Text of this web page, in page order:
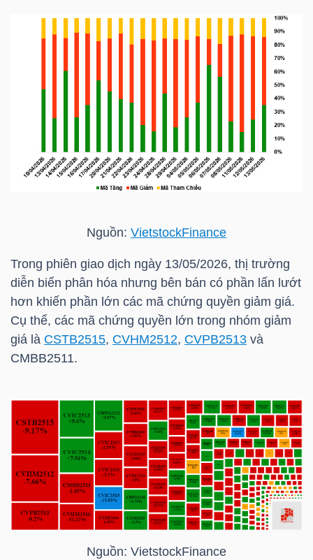
Nguồn: VietstockFinance
Trong phiên giao dịch ngày 13/05/2026, thị trường
diễn biến phân hóa nhưng bên bán có phần lấn lướt
hơn khiến phần lớn các mã chứng quyền giảm giá.
Cụ thể, các mã chứng quyền lớn trong nhóm giảm
giá là CSTB2515, CVHM2512, CVPB2513 và
CMBB2511.
Nguồn: VietstockFinance
ĐÔNG
DƯƠNG
CHÍNH
CÁ
PHÂN
TÍCH
VIETSTOCKFINANCE